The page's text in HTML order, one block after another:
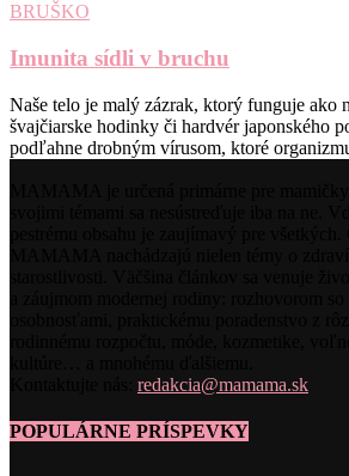
BRUŠKO
Imunita sídli v bruchu
Naše telo je malý zázrak, ktorý funguje ako
švajčiarske hodinky či hardvér japonského
podľahne drobným vírusom, ktoré
redakcia@mamama.sk
POPULÁRNE PRÍSPEVKY